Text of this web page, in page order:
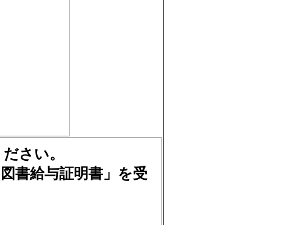
さい。
書給与証明書」を受